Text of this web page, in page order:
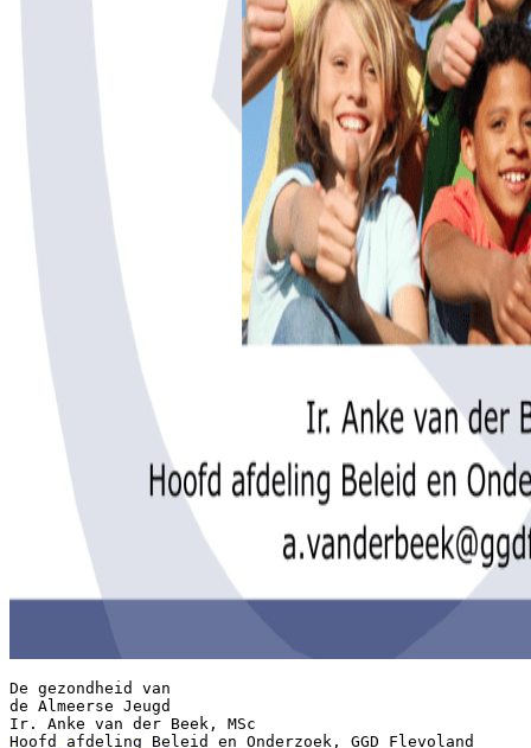
De gezondheid van
de Almeerse Jeugd
Ir. Anke van der Beek, MSc